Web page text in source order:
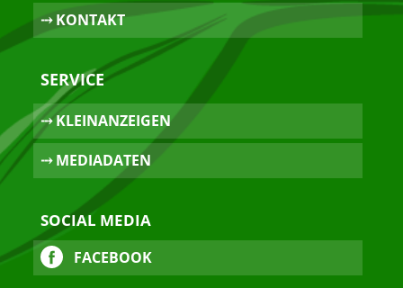
⤏ KONTAKT
SERVICE
⤏ KLEINANZEIGEN
⤏ MEDIADATEN
SOCIAL MEDIA
FACEBOOK